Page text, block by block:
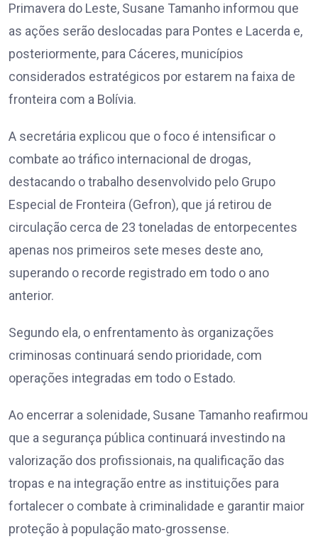
Primavera do Leste, Susane Tamanho informou que
as ações serão deslocadas para Pontes e Lacerda e,
posteriormente, para Cáceres, municípios
considerados estratégicos por estarem na faixa de
fronteira com a Bolívia.
A secretária explicou que o foco é intensificar o
combate ao tráfico internacional de drogas,
destacando o trabalho desenvolvido pelo Grupo
Especial de Fronteira (Gefron), que já retirou de
circulação cerca de 23 toneladas de entorpecentes
apenas nos primeiros sete meses deste ano,
superando o recorde registrado em todo o ano
anterior.
Segundo ela, o enfrentamento às organizações
criminosas continuará sendo prioridade, com
operações integradas em todo o Estado.
Ao encerrar a solenidade, Susane Tamanho reafirmou
que a segurança pública continuará investindo na
valorização dos profissionais, na qualificação das
tropas e na integração entre as instituições para
fortalecer o combate à criminalidade e garantir maior
proteção à população mato-grossense.